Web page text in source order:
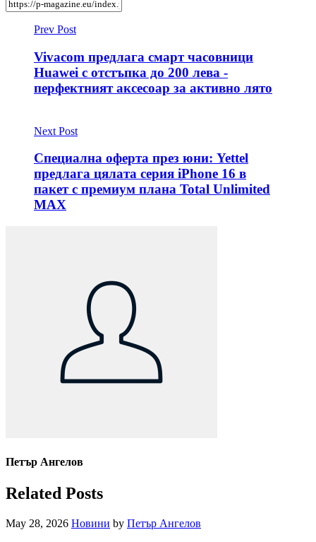
Prev Post
Vivacom предлага смарт часовници
Huawei с отстъпка до 200 лева -
перфектният аксесоар за активно лято
Next Post
Специална оферта през юни: Yettel
предлага цялата серия iPhone 16 в
пакет с премиум плана Total Unlimited
MAX
Петър Ангелов
Related Posts
May 28, 2026 Новини by Петър Ангелов